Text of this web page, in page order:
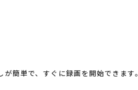
簡単で、すぐに録画を開始できます。